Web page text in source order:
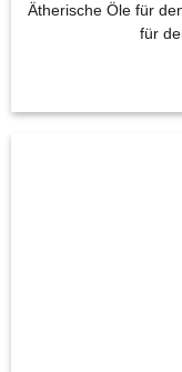
Ätherische Öle für
für